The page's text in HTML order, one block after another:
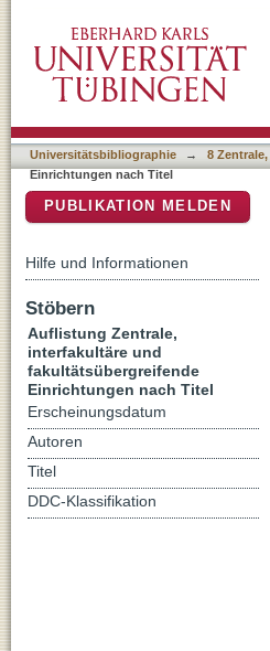
Universitätsbibliographie →
8
Einrichtungen nach Titel
PUBLIKATION MELDEN
Hilfe und Informationen
Stöbern
Auflistung Zentrale,
interfakultäre und
fakultätsübergreifende
Einrichtungen nach Titel
Erscheinungsdatum
Autoren
Titel
DDC-Klassifikation